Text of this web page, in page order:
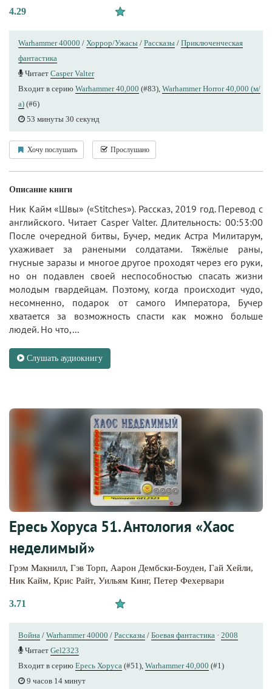
4.29
Warhammer 40000 / Хоррор/Ужасы / Рассказы / Приключенческая
фантастика
Читает Casper Valter
Входит в серию Warhammer 40,000 (#83), Warhammer Horror 40,000 (м/
а) (#6)
53 минуты 30 секунд
Хочу послушать Прослушано
Описание книги
Ник Кайм «Швы» («Stitches»). Рассказ, 2019 год. Перевод с
английского. Читает Casper Valter. Длительность: 00:53:00
После очередной битвы, Бучер, медик Астра Милитарум,
ухаживает за ранеными солдатами. Тяжёлые раны,
гнусные заразы и многое другое проходят через его руки,
но он подавлен своей неспособностью спасать жизни
молодым гвардейцам. Поэтому, когда происходит чудо,
несомненно, подарок от самого Императора, Бучер
хватается за возможность спасти как можно больше
людей. Но что,...
Слушать аудиокнигу
Ересь Хоруса 51. Антология «Хаос
неделимый»
Грэм Макнилл, Гэв Торп, Аарон Дембски-Боуден, Гай Хейли,
Ник Кайм, Крис Райт, Уильям Кинг, Петер Фехервари
3.71
Война / Warhammer 40000 / Рассказы / Боевая фантастика · 2008
Читает Gel2323
Входит в серию Ересь Хоруса (#51), Warhammer 40,000 (#1)
9 часов 14 минут